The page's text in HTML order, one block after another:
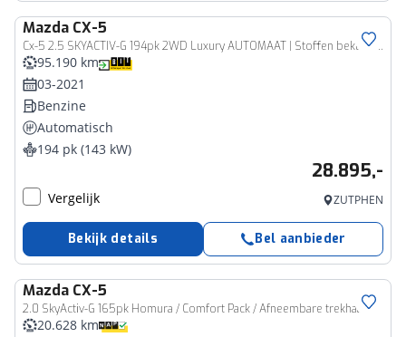
Mazda CX-5
Cx-5 2.5 SKYACTIV-G 194pk 2WD Luxury AUTOMAAT | Stoffen bekleding | Stoelverwarming | 360° camera | Rijklaarprijs incl BOVAG garantie, onderhoudsbeurt
95.190 km
03-2021
Benzine
Automatisch
194 pk (143 kW)
28.895,-
Vergelijk ZUTPHEN
Bekijk details Bel aanbieder
Mazda CX-5
2.0 SkyActiv-G 165pk Homura / Comfort Pack / Afneembare trekhaak
20.628 km